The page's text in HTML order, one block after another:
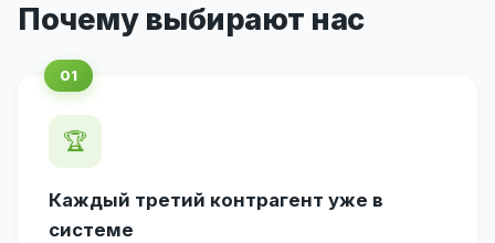
Почему выбирают нас
🏆
Каждый третий контрагент уже в
системе